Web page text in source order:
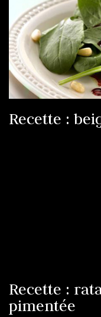
Recette :
Recette :
pimentée